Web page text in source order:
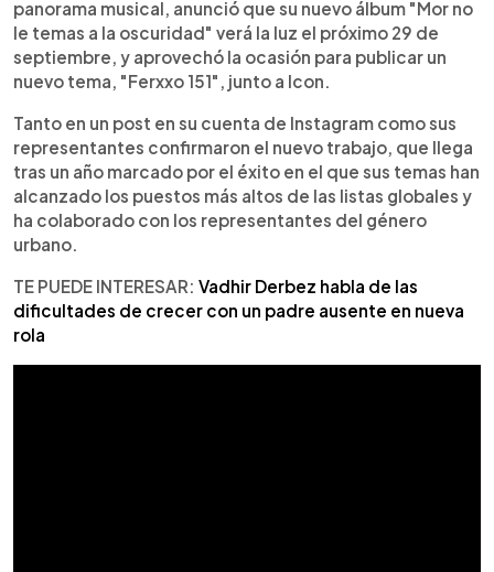
panorama musical, anunció que su nuevo álbum "Mor no
le temas a la oscuridad" verá la luz el próximo 29 de
septiembre, y aprovechó la ocasión para publicar un
nuevo tema, "Ferxxo 151", junto a Icon.
Tanto en un post en su cuenta de Instagram como sus
representantes confirmaron el nuevo trabajo, que llega
tras un año marcado por el éxito en el que sus temas han
alcanzado los puestos más altos de las listas globales y
ha colaborado con los representantes del género
urbano.
TE PUEDE INTERESAR: Vadhir Derbez habla de las
dificultades de crecer con un padre ausente en nueva
rola